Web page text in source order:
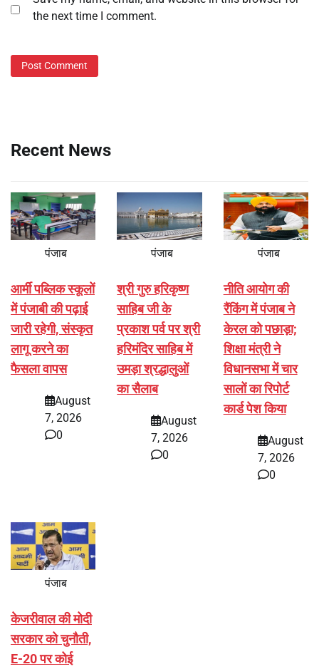
the next time I comment.
Recent News
पंजाब
आर्मी पब्लिक स्कूलों
में पंजाबी की पढ़ाई
जारी रहेगी, संस्कृत
लागू करने का
फैसला वापस
August
7, 2026
0
पंजाब
श्री गुरु हरिकृष्ण
साहिब जी के
प्रकाश पर्व पर श्री
हरिमंदिर साहिब में
उमड़ा श्रद्धालुओं
का सैलाब
August
7, 2026
0
पंजाब
नीति आयोग की
रैंकिंग में पंजाब ने
केरल को पछाड़ा;
शिक्षा मंत्री ने
विधानसभा में चार
सालों का रिपोर्ट
कार्ड पेश किया
August
7, 2026
0
पंजाब
केजरीवाल की मोदी
सरकार को चुनौती,
E-20 पर कोई